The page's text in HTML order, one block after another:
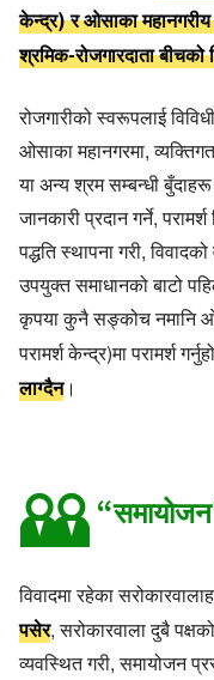
केन्द्र) र ओसाका महानगरीय
श्रमिक-रोजगारदाता
रोजगारीको स्वरूपलाई
ओसाका महानगरमा,
या अन्य श्रम सम्बन्धी बुँदाहरू
जानकारी प्रदान गर्ने,
पद्धति स्थापना गरी,
उपयुक्त समाधानको बाटो
कृपया कुनै सङ्कोच नमानि
परामर्श केन्द्र)मा परामर्श
लाग्दैन।
विवादमा रहेका
पसेर, सरोकारवाला दुबै
व्यवस्थित गरी, समायोजन